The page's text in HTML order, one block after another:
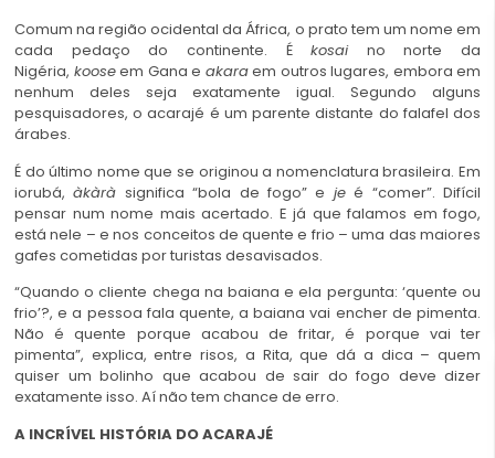
Comum na região ocidental da África, o prato tem um nome em
cada pedaço do continente. Ékosaino norte da
Nigéria, kooseem Gana e akaraem outros lugares, embora em
nenhum deles seja exatamente igual. Segundo alguns
pesquisadores, o acarajé é um parente distante do falafel dos
árabes.
É do último nome que se originou a nomenclatura brasileira. Em
iorubá,àkàrà significa “bola de fogo” e jeé “comer”. Difícil
pensar num nome mais acertado. E já que falamos em fogo,
está nele – e nos conceitos de quente e frio – uma das maiores
gafes cometidas por turistas desavisados.
“Quando o cliente chega na baiana e ela pergunta: ‘quente ou
frio’?, e a pessoa fala quente, a baiana vai encher de pimenta.
Não é quente porque acabou de fritar, é porque vai ter
pimenta”, explica, entre risos, a Rita, que dá a dica – quem
quiser um bolinho que acabou de sair do fogo deve dizer
exatamente isso. Aí não tem chance de erro.
A INCRÍVEL HISTÓRIA DO ACARAJÉ